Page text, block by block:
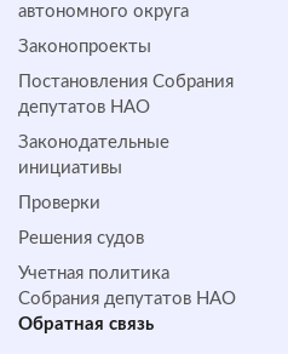
автономного округа
Законопроекты
Постановления Собрания
депутатов НАО
Законодательные
инициативы
Проверки
Решения судов
Учетная политика
Собрания депутатов НАО
Обратная cвязь